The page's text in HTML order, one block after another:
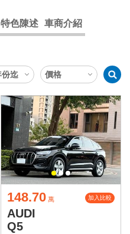
特色陳述 車商介紹
148.70 萬 加入比較
AUDI
Q5